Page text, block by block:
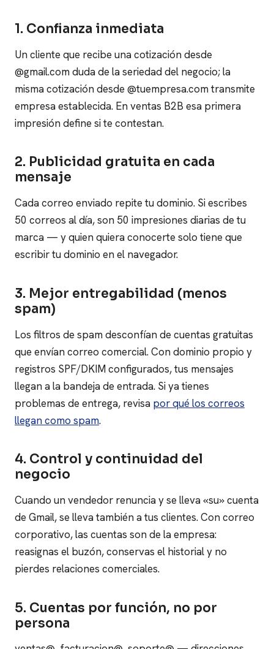
1. Confianza inmediata
Un cliente que recibe una cotización desde
@gmail.com duda de la seriedad del negocio; la
misma cotización desde @tuempresa.com transmite
empresa establecida. En ventas B2B esa primera
impresión define si te contestan.
2. Publicidad gratuita en cada
mensaje
Cada correo enviado repite tu dominio. Si escribes
50 correos al día, son 50 impresiones diarias de tu
marca — y quien quiera conocerte solo tiene que
escribir tu dominio en el navegador.
3. Mejor entregabilidad (menos
spam)
Los filtros de spam desconfían de cuentas gratuitas
que envían correo comercial. Con dominio propio y
registros SPF/DKIM configurados, tus mensajes
llegan a la bandeja de entrada. Si ya tienes
problemas de entrega, revisa por qué los correos
llegan como spam.
4. Control y continuidad del
negocio
Cuando un vendedor renuncia y se lleva «su» cuenta
de Gmail, se lleva también a tus clientes. Con correo
corporativo, las cuentas son de la empresa:
reasignas el buzón, conservas el historial y no
pierdes relaciones comerciales.
5. Cuentas por función, no por
persona